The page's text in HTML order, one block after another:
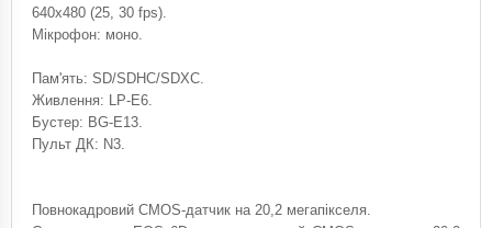
640x480 (25, 30 fps).
Мікрофон: моно.
Пам'ять: SD/SDHC/SDXC.
Живлення: LP-E6.
Бустер: BG-E13.
Пульт ДК: N3.
Повнокадровий CMOS-датчик на 20,2 мегапікселя.